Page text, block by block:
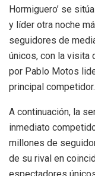
Hormiguero’ se
y líder otra noche
seguidores de
únicos, con la visita
por Pablo Motos
principal competidor.
A continuación, la
inmediato
millones de
de su rival en
espectadores